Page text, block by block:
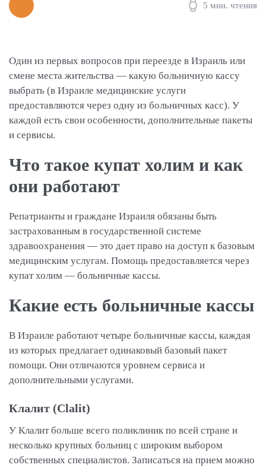
5 мин. чтения
Один из первых вопросов при переезде в Израиль или
смене места жительства — какую больничную кассу
выбрать (в Израиле медицинские услуги
предоставляются через одну из больничных касс). У
каждой есть свои особенности, дополнительные пакеты
и сервисы.
Что такое купат холим и как
они работают
Репатрианты и граждане Израиля обязаны быть
застрахованным в государственной системе
здравоохранения — это дает право на доступ к базовым
медицинским услугам. Помощь предоставляется через
купат холим — больничные кассы.
Какие есть больничные кассы
В Израиле работают четыре больничные кассы, каждая
из которых предлагает одинаковый базовый пакет
помощи. Они отличаются уровнем сервиса и
дополнительными услугами.
Клалит (Clalit)
У Клалит больше всего поликлиник по всей стране и
несколько крупных больниц с широким выбором
собственных специалистов. Записаться на прием можно